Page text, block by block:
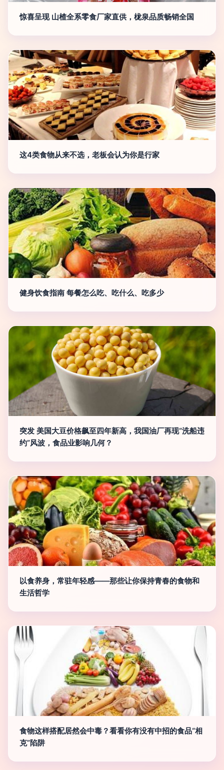
惊喜呈现 山楂全系零食厂家直供，栊泉品质畅销全国
这4类食物从来不选，老板会认为你是行家
健身饮食指南 每餐怎么吃、吃什么、吃多少
突发 美国大豆价格飙至四年新高，我国油厂再现“洗船违
约”风波，食品业影响几何？
以食养身，常驻年轻感——那些让你保持青春的食物和
生活哲学
食物这样搭配居然会中毒？看看你有没有中招的食品“相
克”陷阱